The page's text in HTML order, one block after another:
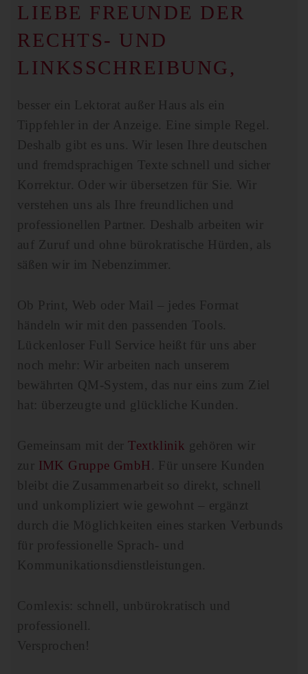
LIEBE FREUNDE DER
RECHTS- UND
LINKSSCHREIBUNG,
besser ein Lektorat außer Haus als ein
Tippfehler in der Anzeige. Eine simple Regel.
Deshalb gibt es uns. Wir lesen Ihre deutschen
und fremdsprachigen Texte schnell und sicher
Korrektur. Oder wir übersetzen für Sie. Wir
verstehen uns als Ihre freundlichen und
professionellen Partner. Deshalb arbeiten wir
auf Zuruf und ohne bürokratische Hürden, als
säßen wir im Nebenzimmer.
Ob Print, Web oder Mail – jedes Format
händeln wir mit den passenden Tools.
Lückenloser Full Service heißt für uns aber
noch mehr: Wir arbeiten nach unserem
bewährten QM-System, das nur eins zum Ziel
hat: überzeugte und glückliche Kunden.
Gemeinsam mit derTextklinik gehören wir
zur IMK Gruppe GmbH . Für unsere Kunden
bleibt die Zusammenarbeit so direkt, schnell
und unkompliziert wie gewohnt – ergänzt
durch die Möglichkeiten eines starken Verbunds
für professionelle Sprach- und
Kommunikationsdienstleistungen
Comlexis: schnell, unbürokratisch und
professionell.
Versprochen!